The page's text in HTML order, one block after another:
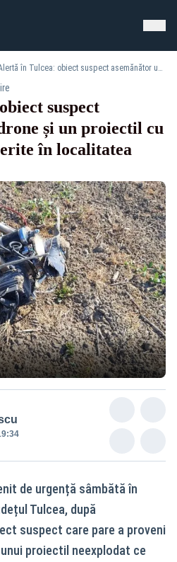
Alertă în Tulcea: obiect suspect asemănător unei drone și un proiectil cu explozibil, descoperite în localitatea Pardina
suspect
și un proiectil cu
în localitatea
de urgență sâmbătă în
Tulcea, după
suspect care pare a proveni
proiectil neexplodat ce